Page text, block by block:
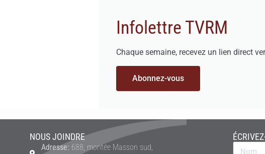
Infolettre TVRM
Chaque semaine, recevez un lien direct
Abonnez-vous
NOUS JOINDRE
Adresse: 688, montée Masson sud,